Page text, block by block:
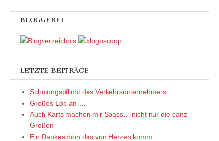
t
g
ö
f
n
e
t
)
)
BLOGGEREI
LETZTE BEITRÄGE
Schulungspflicht des Verkehrsunternehmers
Großes Lob an….
Auch Karts machen mir Spass….nicht nur die ganz
Großen
Ein Dankeschön das von Herzen kommt